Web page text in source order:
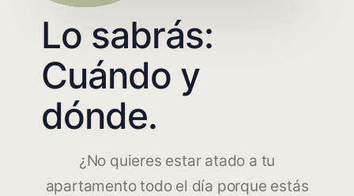
Lo sabrás:
Cuándo y
dónde.
¿No quieres estar atado a tu
apartamento todo el día porque estás